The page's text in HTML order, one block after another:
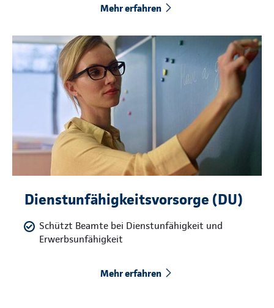
Mehr erfahren
Dienstunfähigkeitsvorsorge (DU)
Schützt Beamte bei Dienstunfähigkeit und
Erwerbsunfähigkeit
Mehr erfahren